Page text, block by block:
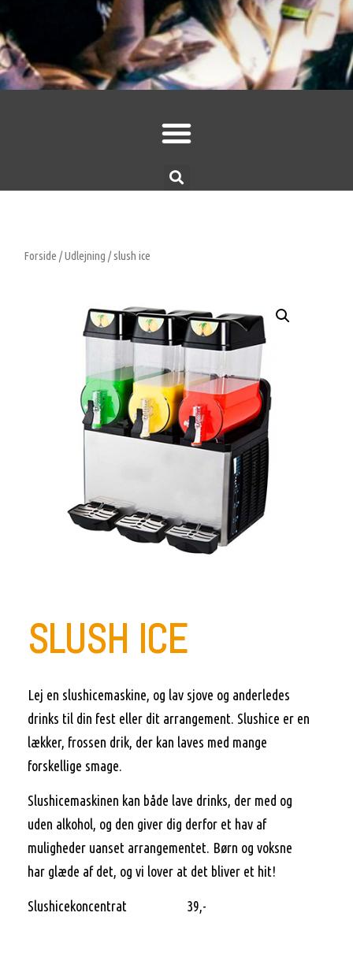
Forside /Udlejning / slush ice
SLUSH ICE
Lej en slushicemaskine, og lav sjove og anderledes
drinks til din fest eller dit arrangement. Slushice er en
lækker, frossen drik, der kan laves med mange
forskellige smage.
Slushicemaskinen kan både lave drinks, der med og
uden alkohol, og den giver dig derfor et hav af
muligheder uanset arrangementet. Børn og voksne
har glæde af det, og vi lover at det bliver et hit!
Slushicekoncentrat 39,-